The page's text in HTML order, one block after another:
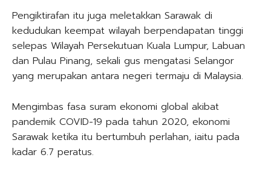
Pengiktirafan itu juga meletakkan Sarawak di
kedudukan keempat wilayah berpendapatan tinggi
selepas Wilayah Persekutuan Kuala Lumpur, Labuan
dan Pulau Pinang, sekali gus mengatasi Selangor
yang merupakan antara negeri termaju di Malaysia.
Mengimbas fasa suram ekonomi global akibat
pandemik COVID-19 pada tahun 2020, ekonomi
Sarawak ketika itu bertumbuh perlahan, iaitu pada
kadar 6.7 peratus.